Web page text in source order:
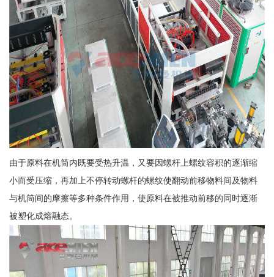
由于原料在机筒内既要受热升温，又要因螺杆上螺纹容积的逐渐缩
小而受压缩，再加上不停转动螺杆的螺纹使翻动前移物料间及物料
与机筒间的摩擦等多种条件作用，使原料在被推动前移的同时逐渐
被塑化成熔融态。